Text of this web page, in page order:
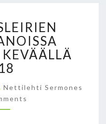
K
T
Nettilehti Sermones